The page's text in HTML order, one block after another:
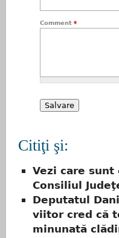
Comment *
Citiţi şi:
Vezi care
Consiliul
Deputatul
viitor cred că
minunată